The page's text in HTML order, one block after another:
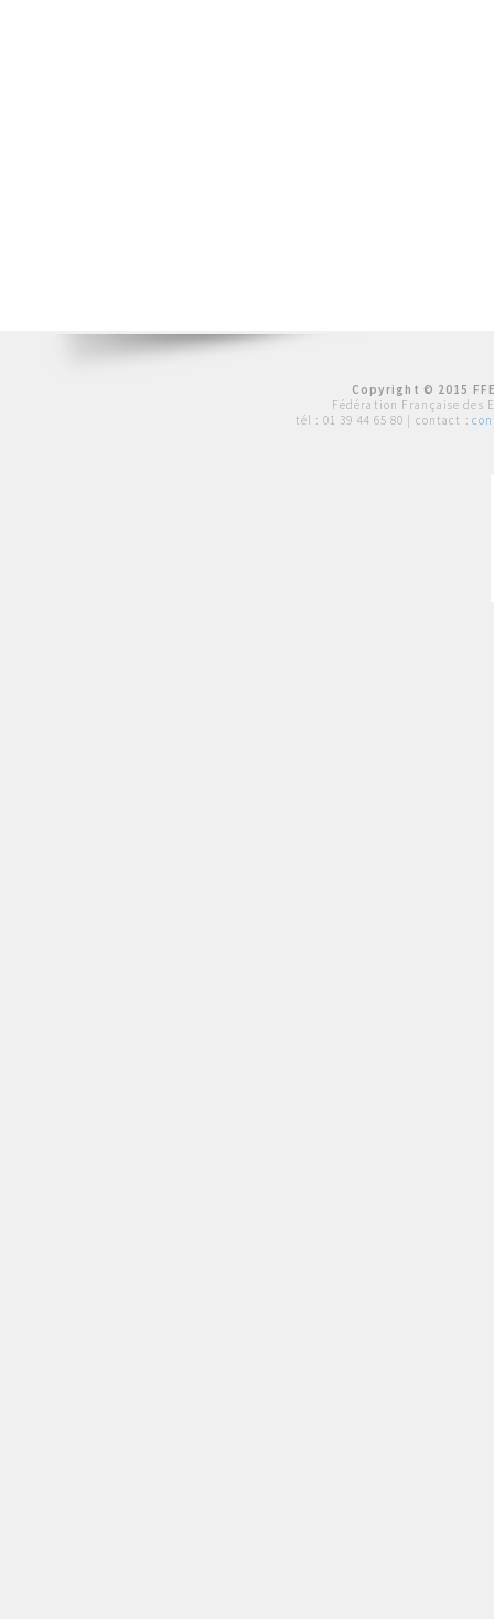
Copyright © 2015
Fédération Française des
tél : 01 39 44 65 80 | contact :